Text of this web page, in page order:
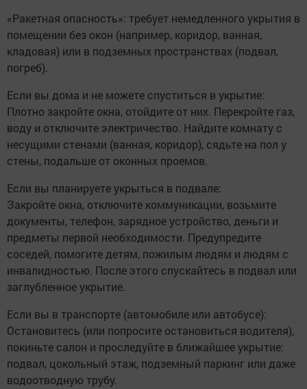
«Ракетная опасность»: требует немедленного укрытия в
помещении без окон (например, коридор, ванная,
кладовая) или в подземных пространствах (подвал,
погреб).
Если вы дома и не можете спуститься в укрытие:
Плотно закройте окна, отойдите от них. Перекройте газ,
воду и отключите электричество. Найдите комнату с
несущими стенами (ванная, коридор), сядьте на пол у
стены, подальше от оконных проемов.
Если вы планируете укрыться в подвале:
Закройте окна, отключите коммуникации, возьмите
документы, телефон, зарядное устройство, деньги и
предметы первой необходимости. Предупредите
соседей, помогите детям, пожилым людям и людям с
инвалидностью. После этого спускайтесь в подвал или
заглубленное укрытие.
Если вы в транспорте (автомобиле или автобусе):
Остановитесь (или попросите остановиться водителя),
покиньте салон и проследуйте в ближайшее укрытие:
подвал, цокольный этаж, подземный паркинг или даже
водоотводную трубу.